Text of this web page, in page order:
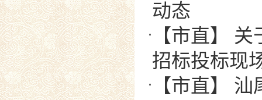
动态
【市直】
招标投标现
【市直】